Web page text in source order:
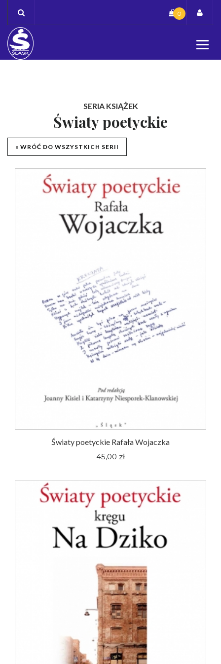
content
0
SERIA KSIĄŻEK
Światy poetyckie
« WRÓĆ DO WSZYSTKICH SERII
Światy poetyckie Rafała Wojaczka
45,00 zł